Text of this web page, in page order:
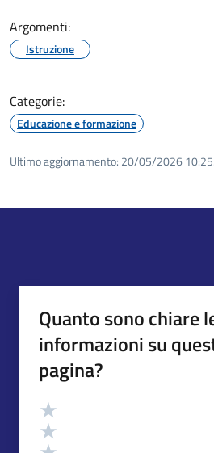
Argomenti:
Istruzione
Categorie:
Educazione e formazione
Ultimo aggiornamento: 20/05/2026
Quanto sono chiare
informazioni su
pagina?
Valutazione